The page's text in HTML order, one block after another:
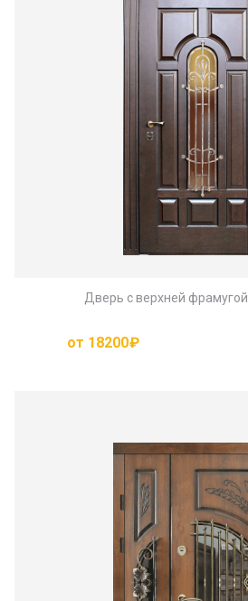
Дверь с верхней фрамугой
от 18200₽